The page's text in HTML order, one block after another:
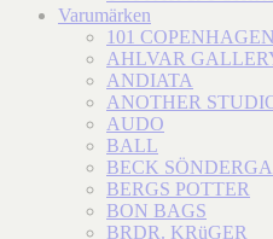
Varumärken
101 COPENHAGEN
AHLVAR
ANDIATA
ANOTHER
AUDO
BALL
BECK
BERGS POTTER
BON BAGS
BRDR. KRüGER